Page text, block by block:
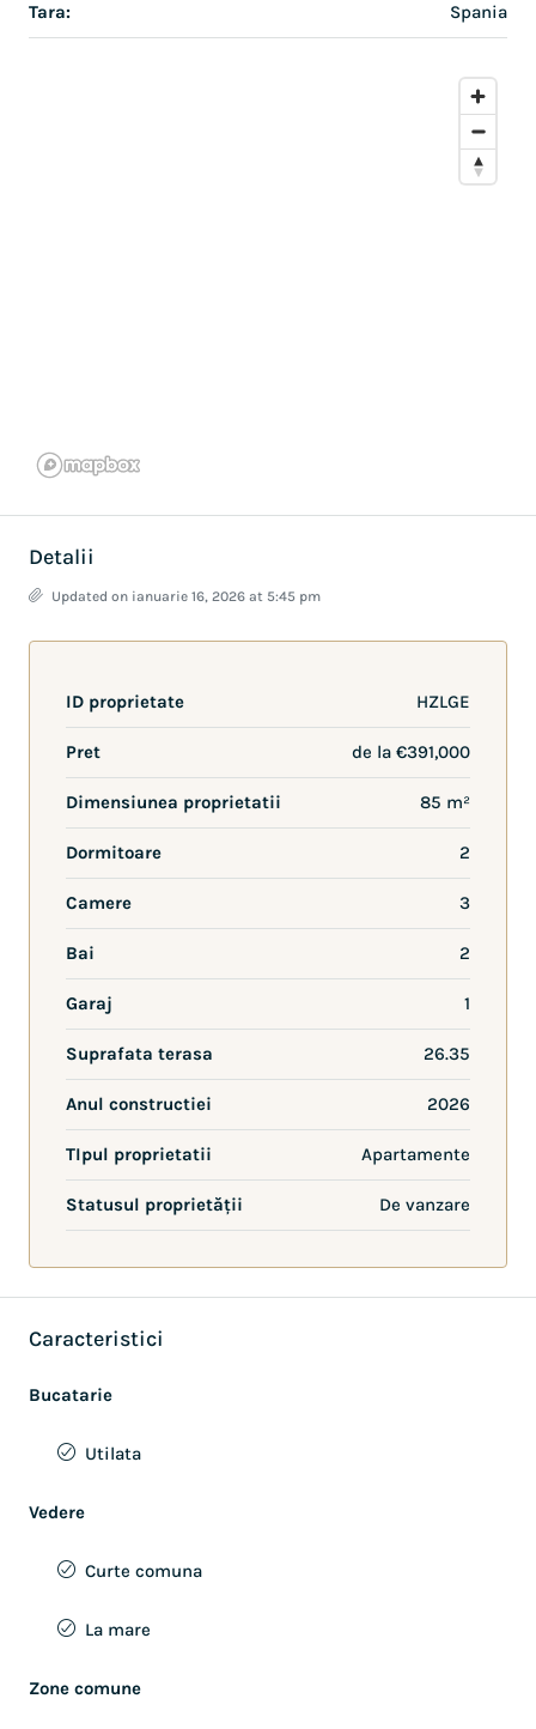
Tara: Spania
Detalii
Updated on ianuarie 16, 2026 at 5:45 pm
ID proprietate HZLGE
Pret de la €391,000
Dimensiunea proprietatii 85 m²
Dormitoare 2
Camere 3
Bai 2
Garaj 1
Suprafata terasa 26.35
Anul constructiei 2026
TIpul proprietatii Apartamente
Statusul proprietății De vanzare
Caracteristici
Bucatarie
Utilata
Vedere
Curte comuna
La mare
Zone comune